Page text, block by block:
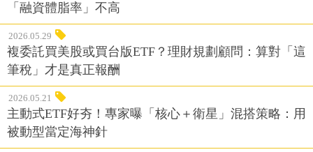
「融資體脂率」不高
2026.05.29
複委託買美股或買台版ETF？理財規劃顧問：算對「這
筆稅」才是真正報酬
2026.05.21
主動式ETF好夯！專家曝「核心＋衛星」混搭策略：用
被動型當定海神針